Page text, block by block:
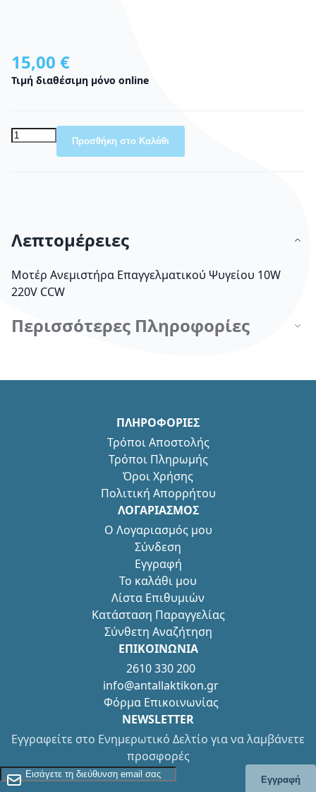
15,00 €
Τιμή διαθέσιμη μόνο online
Προσθήκη στο Καλάθι
Λεπτομέρειες
Μοτέρ Ανεμιστήρα Επαγγελματικού Ψυγείου 10W
220V CCW
Περισσότερες Πληροφορίες
ΠΛΗΡΟΦΟΡΙΕΣ
Τρόποι Αποστολής
Τρόποι Πληρωμής
Όροι Χρήσης
Πολιτική Απορρήτου
ΛΟΓΑΡΙΑΣΜΟΣ
Ο Λογαριασμός μου
Σύνδεση
Εγγραφή
Το καλάθι μου
Λίστα Επιθυμιών
Κατάσταση Παραγγελίας
Σύνθετη Αναζήτηση
ΕΠΙΚΟΙΝΩΝΙΑ
2610 330 200
info@antallaktikon.gr
Φόρμα Επικοινωνίας
NEWSLETTER
Εγγραφείτε στο Ενημερωτικό Δελτίο για να λαμβάνετε
προσφορές
Εγγραφείτε στο Newsletter
Εγγραφή